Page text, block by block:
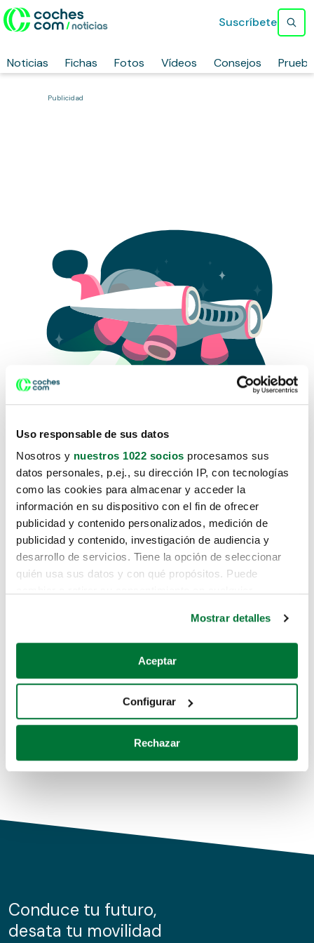
Uso responsable de sus datos
Nosotros y nuestros 1022 socios procesamos sus
datos personales, p.ej., su dirección IP, con tecnologías
como las cookies para almacenar y acceder la
información en su dispositivo con el fin de ofrecer
publicidad y contenido personalizados, medición de
publicidad y contenido, investigación de audiencia y
desarrollo de servicios. Tiene la opción de seleccionar
quién usa sus datos y con qué propósitos. Puede
Si lo permite, también quisiéramos:
Recopilar información sobre su ubicación geográfica
Identificar su dispositivo analizándolo activamente
para buscar características específicas (huellas
Obtenga más información sobre cómo se procesan sus
de cookies.
información sobre el uso que haga del sitio web con
nuestros partners de redes sociales, publicidad y análisis
Mostrar detalles
Aceptar
Configurar
Rechazar
Noticias Fichas Fotos Vídeos Consejos
Suscríbete
Publicidad
Lo sentimos, no sabemos como
te hemos traido hasta aquí.
Pero puedes encontrar el coche que estás
buscando en alguno de estos enlaces:
Coches de segunda mano
Coches de km0
Conduce tu futuro,
desata tu movilidad